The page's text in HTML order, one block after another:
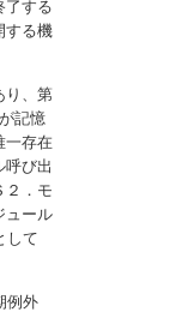
了する
する機
り、第
記憶
一存在
呼び出
２．モ
ュール
して
例外